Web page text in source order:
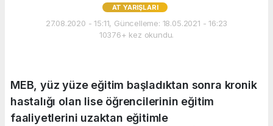
AT YARIŞLARI
27.08.2020 - 15:11, Güncelleme: 18.05.2021 - 16:23
10376+ kez okundu.
MEB, yüz yüze eğitim başladıktan sonra kronik
hastalığı olan lise öğrencilerinin eğitim
faaliyetlerini uzaktan eğitimle